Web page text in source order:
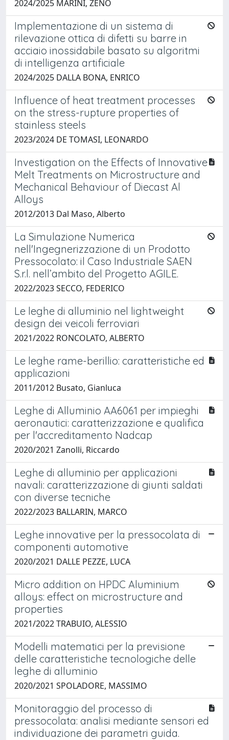
2024/2025 MARINI, ZENO
Implementazione di un sistema di
rilevazione ottica di difetti su barre in
acciaio inossidabile basato su algoritmi
di intelligenza artificiale
2024/2025 DALLA BONA, ENRICO
Influence of heat treatment processes
on the stress-rupture properties of
stainless steels
2023/2024 DE TOMASI, LEONARDO
Investigation on the Effects of Innovative
Melt Treatments on Microstructure and
Mechanical Behaviour of Diecast Al
Alloys
2012/2013 Dal Maso, Alberto
La Simulazione Numerica
nell'Ingegnerizzazione di un Prodotto
Pressocolato: il Caso Industriale SAEN
S.r.l. nell’ambito del Progetto AGILE.
2022/2023 SECCO, FEDERICO
Le leghe di alluminio nel lightweight
design dei veicoli ferroviari
2021/2022 RONCOLATO, ALBERTO
Le leghe rame-berillio: caratteristiche ed
applicazioni
2011/2012 Busato, Gianluca
Leghe di Alluminio AA6061 per impieghi
aeronautici: caratterizzazione e qualifica
per l'accreditamento Nadcap
2020/2021 Zanolli, Riccardo
Leghe di alluminio per applicazioni
navali: caratterizzazione di giunti saldati
con diverse tecniche
2022/2023 BALLARIN, MARCO
Leghe innovative per la pressocolata di
componenti automotive
2020/2021 DALLE PEZZE, LUCA
Micro addition on HPDC Aluminium
alloys: effect on microstructure and
properties
2021/2022 TRABUIO, ALESSIO
Modelli matematici per la previsione
delle caratteristiche tecnologiche delle
leghe di alluminio
2020/2021 SPOLADORE, MASSIMO
Monitoraggio del processo di
pressocolata: analisi mediante sensori ed
individuazione dei parametri guida.